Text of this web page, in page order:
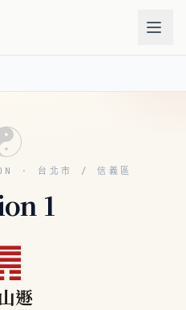
· 台北市 / 信義區
1
遯